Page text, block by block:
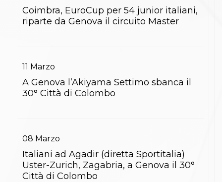
Coimbra, EuroCup per 54 junior italiani,
riparte da Genova il circuito Master
11 Marzo
A Genova l’Akiyama Settimo sbanca il
30° Città di Colombo
08 Marzo
Italiani ad Agadir (diretta Sportitalia)
Uster-Zurich, Zagabria, a Genova il 30°
Città di Colombo